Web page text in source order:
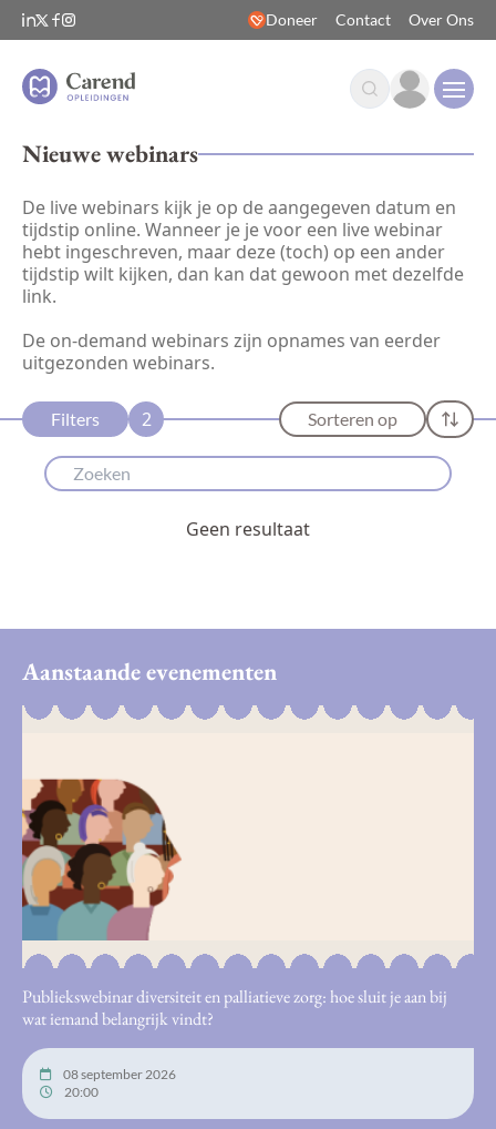
Doneer Contact Over Ons
Nieuwe webinars
De live webinars kijk je op de aangegeven datum en
tijdstip online. Wanneer je je voor een live webinar
hebt ingeschreven, maar deze (toch) op een ander
tijdstip wilt kijken, dan kan dat gewoon met dezelfde
link.
De on-demand webinars zijn opnames van eerder
uitgezonden webinars.
Filters 2 Sorteren op
Geen resultaat
Aanstaande evenementen
Publiekswebinar diversiteit en palliatieve zorg: hoe sluit je aan bij
wat iemand belangrijk vindt?
08 september 2026
20:00